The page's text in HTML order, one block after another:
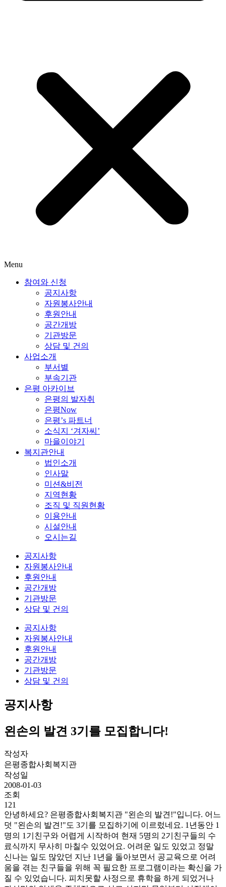
Menu
참여와 신청
공지사항
자원봉사안내
후원안내
공간개방
기관방문
상담 및 건의
사업소개
부서별
부속기관
은평 아카이브
은평의 발자취
은평Now
은평’s 파트너
소식지 ‘겨자씨’
마을이야기
복지관안내
법인소개
인사말
미션&비전
지역현황
조직 및 직원현황
이용안내
시설안내
오시는길
공지사항
자원봉사안내
후원안내
공간개방
기관방문
상담 및 건의
공지사항
자원봉사안내
후원안내
공간개방
기관방문
상담 및 건의
공지사항
왼손의 발견 3기를 모집합니다!
작성자
은평종합사회복지관
작성일
2008-01-03
조회
121
안녕하세요? 은평종합사회복지관 "왼손의 발견!"입니다. 어느
덧 "왼손의 발견!"도 3기를 모집하기에 이르렀네요. 1년동안 1
명의 1기친구와 어렵게 시작하여 현재 5명의 2기친구들의 수
료식까지 무사히 마칠수 있었어요. 어려운 일도 있었고 정말
신나는 일도 많았던 지난 1년을 돌아보면서 공교육으로 어려
움을 겪는 친구들을 위해 꼭 필요한 프로그램이라는 확신을 가
질 수 있었습니다. 피치못할 사정으로 휴학을 하게 되었거나